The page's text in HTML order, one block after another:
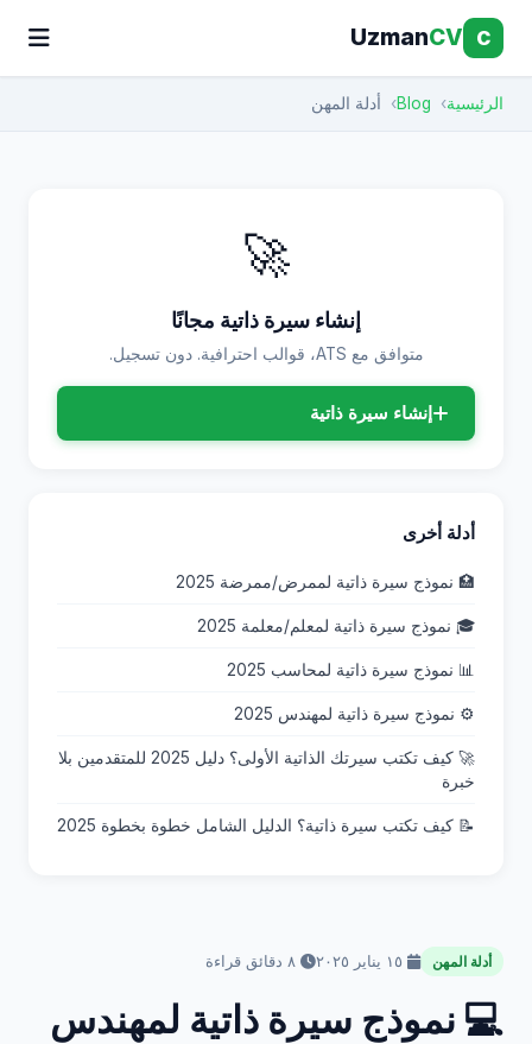
C
UzmanCV
الرئيسية Blog أدلة المهن
أدلة المهن
💻 نموذج سيرة ذاتية لمهندس
🚀
إنشاء سيرة ذاتية مجانًا
متوافق مع ATS، قوالب احترافية. دون تسجيل.
إنشاء سيرة ذاتية
أدلة أخرى
🏥 نموذج سيرة ذاتية لممرض/ممرضة 2025
🎓 نموذج سيرة ذاتية لمعلم/معلمة 2025
📊 نموذج سيرة ذاتية لمحاسب 2025
⚙️ نموذج سيرة ذاتية لمهندس 2025
🚀 كيف تكتب سيرتك الذاتية الأولى؟ دليل 2025 للمتقدمين بلا
خبرة
📝 كيف تكتب سيرة ذاتية؟ الدليل الشامل خطوة بخطوة 2025